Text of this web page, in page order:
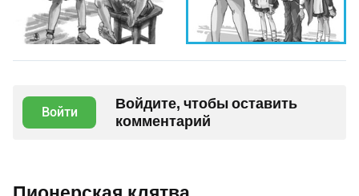
Войти
Войдите, чтобы оставить
комментарий